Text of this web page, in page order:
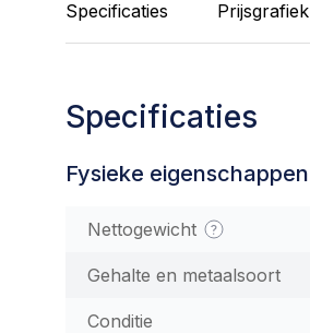
Specificaties Prijsgrafiek
Specificaties
Fysieke eigenschappen
Nettogewicht
Gehalte en metaalsoort
Conditie